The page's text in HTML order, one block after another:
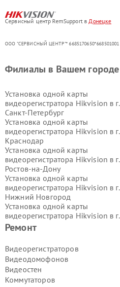
Сервисный центр RemSupport вДонецке
ООО "СЕРВИСНЫЙ ЦЕНТР"* 6685170650*668501001
Ремонт
Видеорегистраторов
Видеодомофонов
Видеостен
Коммутаторов
Филиалы в Вашем городе
Установка одной карты
видеорегистратора Hikvision в г.
Санкт-Петербург
Установка одной карты
видеорегистратора Hikvision в г.
Краснодар
Установка одной карты
видеорегистратора Hikvision в г.
Ростов-на-Дону
Установка одной карты
видеорегистратора Hikvision в г.
Нижний Новгород
Установка одной карты
видеорегистратора Hikvision в г.
Новосибирск
видеорегистратора Hikvision в г.
Екатеринбург
Установка одной карты
видеорегистратора Hikvision в г.
Казань